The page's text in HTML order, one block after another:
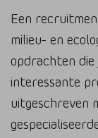
Een
milieu- en
opdrachten die
interessante
uitgeschreven